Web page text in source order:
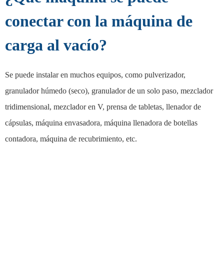
conectar con la máquina de
carga al vacío?
Se puede instalar en muchos equipos, como pulverizador,
granulador húmedo (seco), granulador de un solo paso, mezclador
tridimensional, mezclador en V, prensa de tabletas, llenador de
cápsulas, máquina envasadora, máquina llenadora de botellas
contadora, máquina de recubrimiento, etc.